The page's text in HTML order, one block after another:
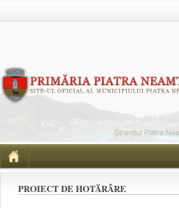
PROIECT DE HOTĂRÂRE